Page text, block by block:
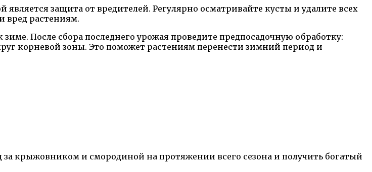
защита от вредителей. Регулярно осматривайте кусты и удалите всех
вред растениям.
После сбора последнего урожая проведите предпосадочную обработку:
корневой зоны. Это поможет растениям перенести зимний период и
крыжовником и смородиной на протяжении всего сезона и получить богатый